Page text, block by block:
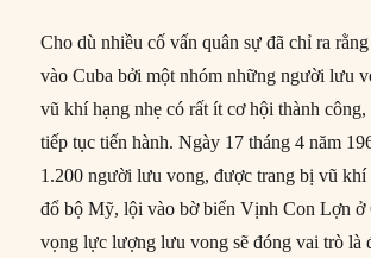
Cho dù nhiều cố vấn quân sự đã chỉ ra
vào Cuba bởi một nhóm những người lưu
vũ khí hạng nhẹ có rất ít cơ hội thành
tiếp tục tiến hành. Ngày 17 tháng 4 năm
1.200 người lưu vong, được trang bị vũ khí
đổ bộ Mỹ, lội vào bờ biển Vịnh Con Lợn ở
vọng lực lượng lưu vong sẽ đóng vai trò là